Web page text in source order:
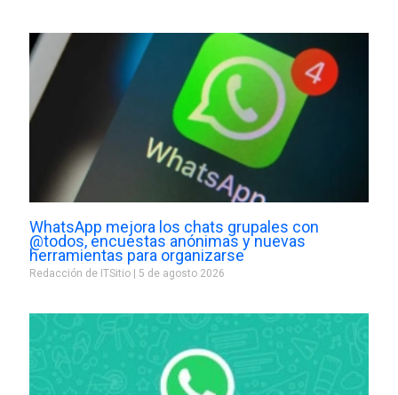
WhatsApp mejora los chats grupales con
@todos, encuestas anónimas y nuevas
herramientas para organizarse
Redacción de ITSitio 5 de agosto 2026